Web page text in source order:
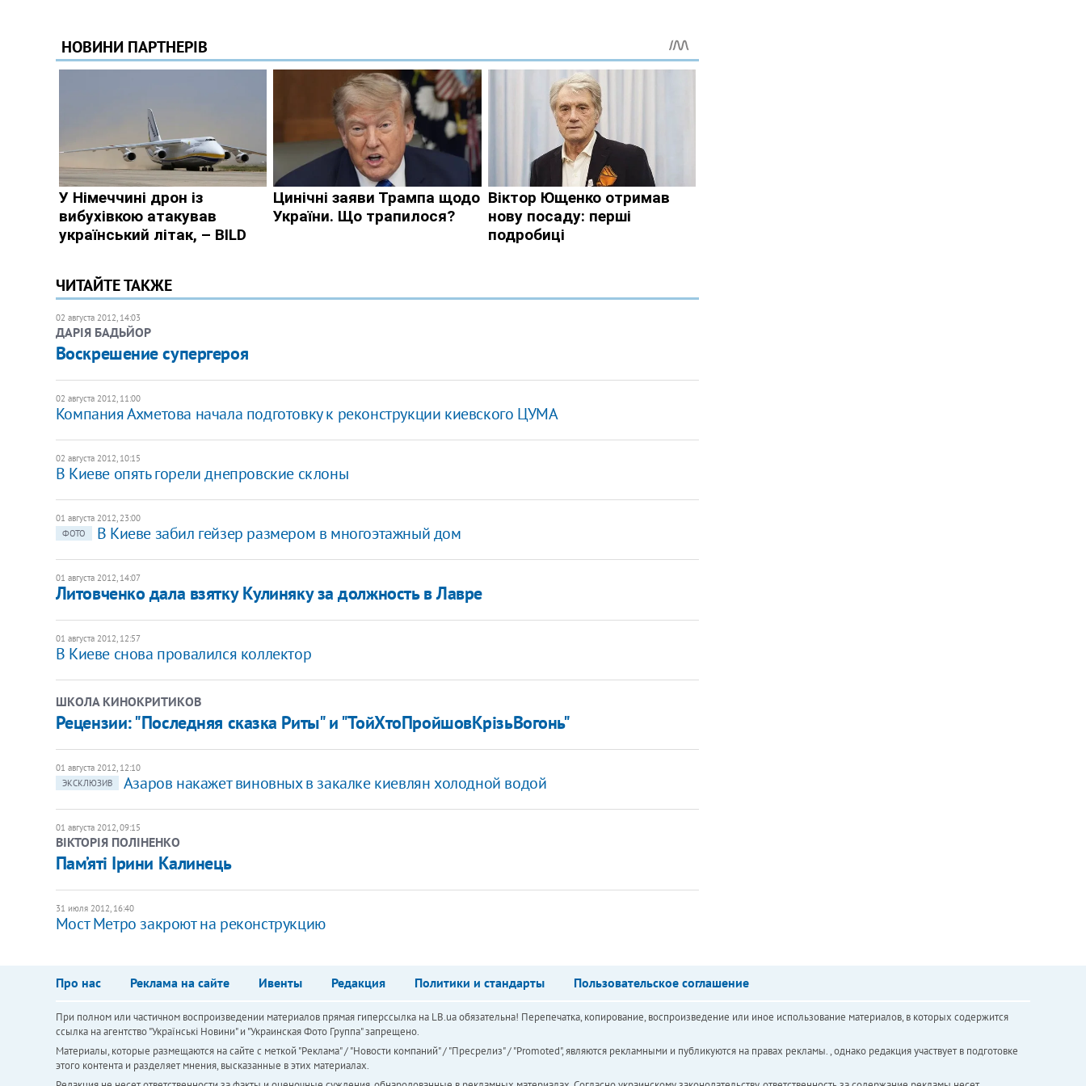
ЧИТАЙТЕ ТАКЖЕ
02 августа 2012, 14:03
ДАРІЯ БАДЬЙОР
Воскрешение супергероя
02 августа 2012, 11:00
Компания Ахметова начала подготовку к реконструкции киевского ЦУМА
02 августа 2012, 10:15
В Киеве опять горели днепровские склоны
01 августа 2012, 23:00
ФОТО
В Киеве забил гейзер размером в многоэтажный дом
01 августа 2012, 14:07
Литовченко дала взятку Кулиняку за должность в Лавре
01 августа 2012, 12:57
В Киеве снова провалился коллектор
ШКОЛА КИНОКРИТИКОВ
Рецензии: "Последняя сказка Риты" и "ТойХтоПройшовКрізьВогонь"
01 августа 2012, 12:10
ЭКСКЛЮЗИВ
Азаров накажет виновных в закалке киевлян холодной водой
01 августа 2012, 09:15
ВІКТОРІЯ ПОЛІНЕНКО
Пам’яті Ірини Калинець
31 июля 2012, 16:40
Мост Метро закроют на реконструкцию
Про нас Реклама на сайте Ивенты Редакция Политики и стандарты Пользовательское соглашение
При полном или частичном воспроизведении материалов прямая гиперссылка на LB.ua обязательна! Перепечатка, копирование, воспроизведение или иное использование материалов, в которых содержится
ссылка на агентство "Українськi Новини" и "Украинская Фото Группа" запрещено.
Материалы, которые размещаются на сайте с меткой "Реклама" / "Новости компаний" / "Пресрелиз" / "Promoted", являются рекламными и публикуются на правах рекламы. , однако редакция участвует в подготовке
этого контента и разделяет мнения, высказанные в этих материалах.